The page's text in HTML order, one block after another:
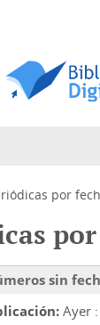
por
sin
Ayer